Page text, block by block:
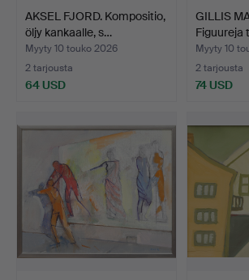
AKSEL FJORD. Kompositio,
öljy kankaalle, s…
Myyty 10 touko 2026
2 tarjousta
64 USD
GILLIS
Figuureja
Myyty 10
2 tarjousta
74 USD